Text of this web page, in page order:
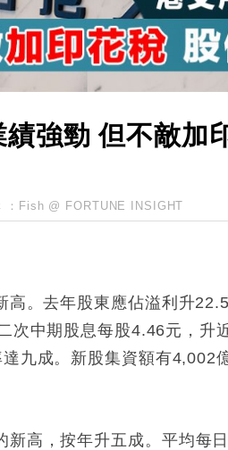
認部分彈藥庫存緊張
億美元押注未上市公司
績強勁 但不敵加
Fish @ FORTUNE INSIGHT
高。去年股東應佔溢利升
次中期股息每股4.46元，升
達九成。新股集資額有4,002
新高，按年升五成。平均每